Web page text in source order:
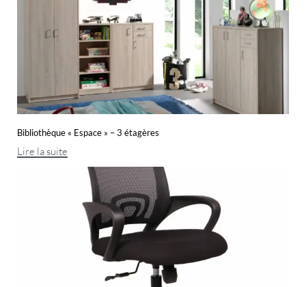
Bibliothèque « Espace » – 3 étagères
Lire la suite